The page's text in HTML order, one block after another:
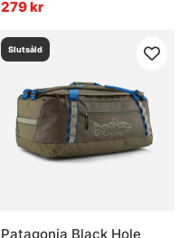
279 kr
Slutsåld
Patagonia Black Hole